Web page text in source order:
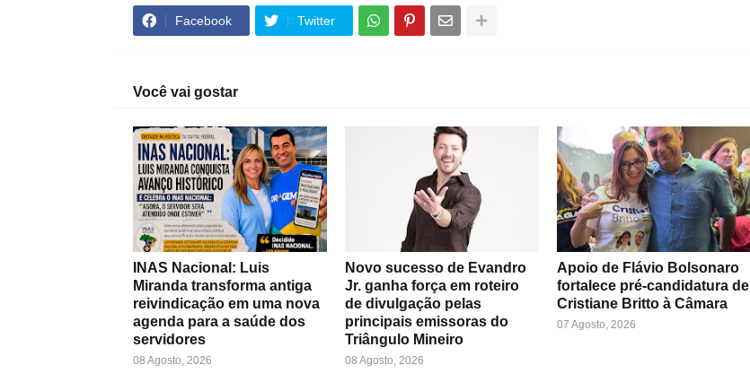
Facebook Twitter
Você vai gostar
INAS Nacional: Luis
Miranda transforma antiga
reivindicação em uma nova
agenda para a saúde dos
servidores
08 Agosto, 2026
Novo sucesso de Evandro
Jr. ganha força em roteiro
de divulgação pelas
principais emissoras do
Triângulo Mineiro
08 Agosto, 2026
Apoio de Flávio Bolsonaro
fortalece pré-candidatura de
Cristiane Britto à Câmara
07 Agosto, 2026